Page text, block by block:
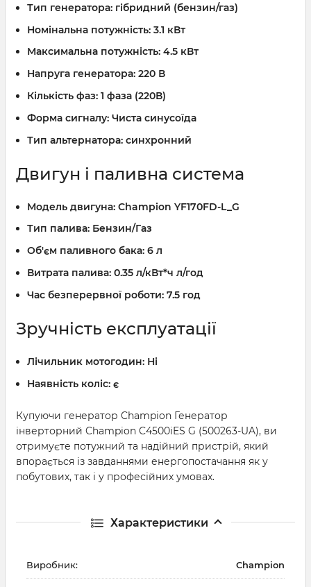
Тип генератора: гібридний (бензин/газ)
Номінальна потужність: 3.1 кВт
Максимальна потужність: 4.5 кВт
Напруга генератора: 220 В
Кількість фаз: 1 фаза (220В)
Форма сигналу: Чиста синусоїда
Тип альтернатора: синхронний
Двигун і паливна система
Модель двигуна: Champion YF170FD-L_G
Тип палива: Бензин/Газ
Об'єм паливного бака: 6 л
Витрата палива: 0.35 л/кВт*ч л/год
Час безперервної роботи: 7.5 год
Зручність експлуатації
Лічильник мотогодин: Ні
Наявність коліс: є
Купуючи генератор Champion Генератор
інверторний Champion C4500iES G (500263-UA), ви
отримуєте потужний та надійний пристрій, який
впорається із завданнями енергопостачання як у
побутових, так і у професійних умовах.
Характеристики
Виробник: Champion